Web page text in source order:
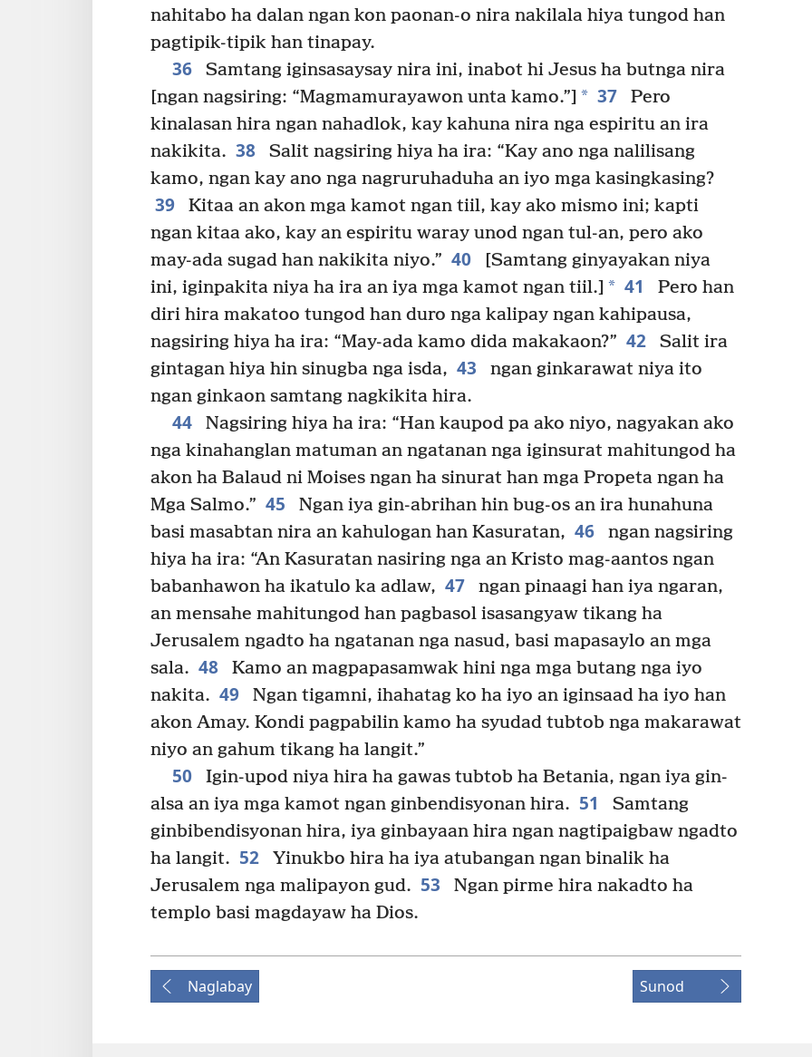
nahitabo ha dalan ngan kon paonan-o nira nakilala hiya tungod han
pagtipik-tipik han tinapay.
36
Samtang iginsasaysay nira ini, inabot hi Jesus ha butnga nira
[ngan nagsiring: “Magmamurayawon unta kamo.”] * 37
Pero
kinalasan hira ngan nahadlok, kay kahuna nira nga espiritu an ira
nakikita. 38
Salit nagsiring hiya ha ira: “Kay ano nga nalilisang
kamo, ngan kay ano nga nagruruhaduha an iyo mga kasingkasing?
39
Kitaa an akon mga kamot ngan tiil, kay ako mismo ini; kapti
ngan kitaa ako, kay an espiritu waray unod ngan tul-an, pero ako
may-ada sugad han nakikita niyo.” 40
[Samtang ginyayakan niya
ini, iginpakita niya ha ira an iya mga kamot ngan tiil.] * 41
Pero han
diri hira makatoo tungod han duro nga kalipay ngan kahipausa,
nagsiring hiya ha ira: “May-ada kamo dida makakaon?” 42
Salit ira
gintagan hiya hin sinugba nga isda, 43
ngan ginkarawat niya ito
ngan ginkaon samtang nagkikita hira.
44
Nagsiring hiya ha ira: “Han kaupod pa ako niyo, nagyakan ako
nga kinahanglan matuman an ngatanan nga iginsurat mahitungod ha
akon ha Balaud ni Moises ngan ha sinurat han mga Propeta ngan ha
Mga Salmo.” 45
Ngan iya gin-abrihan hin bug-os an ira hunahuna
basi masabtan nira an kahulogan han Kasuratan, 46
ngan nagsiring
hiya ha ira: “An Kasuratan nasiring nga an Kristo mag-aantos ngan
babanhawon ha ikatulo ka adlaw, 47
ngan pinaagi han iya ngaran,
an mensahe mahitungod han pagbasol isasangyaw tikang ha
Jerusalem ngadto ha ngatanan nga nasud, basi mapasaylo an mga
sala. 48
Kamo an magpapasamwak hini nga mga butang nga iyo
nakita. 49
Ngan tigamni, ihahatag ko ha iyo an iginsaad ha iyo han
akon Amay. Kondi pagpabilin kamo ha syudad tubtob nga makarawat
niyo an gahum tikang ha langit.”
50
Igin-upod niya hira ha gawas tubtob ha Betania, ngan iya gin-
alsa an iya mga kamot ngan ginbendisyonan hira. 51
Samtang
ginbibendisyonan hira, iya ginbayaan hira ngan nagtipaigbaw ngadto
ha langit. 52
Yinukbo hira ha iya atubangan ngan binalik ha
Jerusalem nga malipayon gud. 53
Ngan pirme hira nakadto ha
templo basi magdayaw ha Dios.
Naglabay Sunod